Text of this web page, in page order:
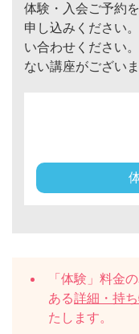
体験・入会ご予約
申し込みください
い合わせください
ない講座がございま
「体験」料金
ある詳細・持
たします。